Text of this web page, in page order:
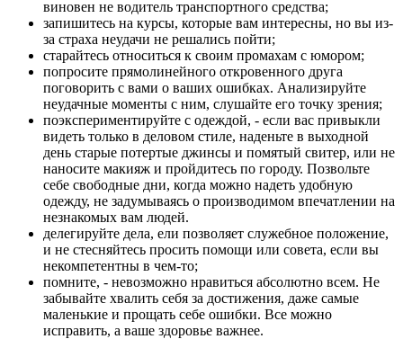
виновен не водитель транспортного средства;
запишитесь на курсы, которые вам интересны, но вы из-
за страха неудачи не решались пойти;
старайтесь относиться к своим промахам с юмором;
попросите прямолинейного откровенного друга
поговорить с вами о ваших ошибках. Анализируйте
неудачные моменты с ним, слушайте его точку зрения;
поэкспериментируйте с одеждой, - если вас привыкли
видеть только в деловом стиле, наденьте в выходной
день старые потертые джинсы и помятый свитер, или не
наносите макияж и пройдитесь по городу. Позвольте
себе свободные дни, когда можно надеть удобную
одежду, не задумываясь о производимом впечатлении на
незнакомых вам людей.
делегируйте дела, ели позволяет служебное положение,
и не стесняйтесь просить помощи или совета, если вы
некомпетентны в чем-то;
помните, - невозможно нравиться абсолютно всем. Не
забывайте хвалить себя за достижения, даже самые
маленькие и прощать себе ошибки. Все можно
исправить, а ваше здоровье важнее.